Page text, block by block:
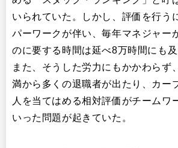
いられていた。しかし、評価を行う
パーワークが伴い、毎年マネジャー
のに要する時間は延べ8万時間にも及
また、そうした労力にもかかわらず
満から多くの退職者が出たり、カー
人を当てはめる相対評価がチームワ
いった問題が起きていた。​